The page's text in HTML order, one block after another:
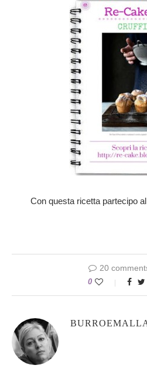
Con questa ricetta partecipo al
20
0